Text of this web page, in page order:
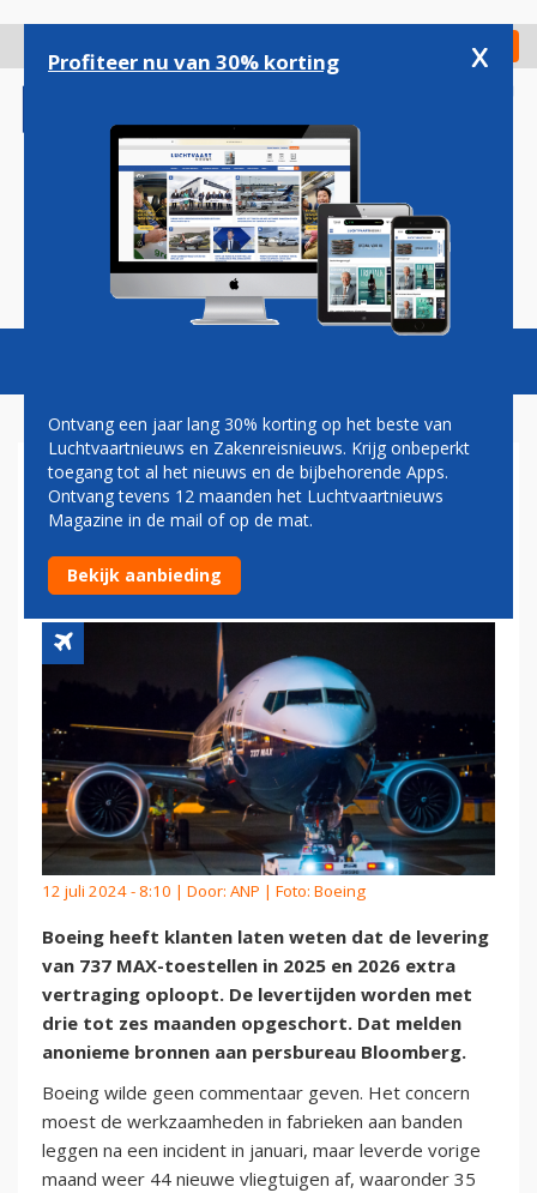
gaan
Check in
Magazine Podcasts Vacatures
BOEING WAARSCHUWT
KLANTEN VOOR VERTRAGING
LEVERING 737 MAX
12 juli 2024 - 8:10 | Door: ANP | Foto: Boeing
Boeing heeft klanten laten weten dat de levering
van 737 MAX-toestellen in 2025 en 2026 extra
vertraging oploopt. De levertijden worden met
drie tot zes maanden opgeschort. Dat melden
anonieme bronnen aan persbureau Bloomberg.
Boeing wilde geen commentaar geven. Het concern
moest de werkzaamheden in fabrieken aan banden
leggen na een incident in januari, maar leverde vorige
maand weer 44 nieuwe vliegtuigen af, waaronder 35
Profiteer nu van 30% korting x
Ontvang een jaar lang 30% korting op het beste van
Luchtvaartnieuws en Zakenreisnieuws. Krijg onbeperkt
toegang tot al het nieuws en de bijbehorende Apps.
Ontvang tevens 12 maanden het Luchtvaartnieuws
Magazine in de mail of op de mat.
Bekijk aanbieding